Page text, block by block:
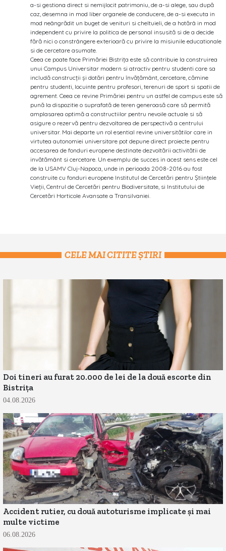
a-si gestiona direct si nemijlocit patrimoniu, de a-si alege, sau după
caz, desemna in mod liber organele de conducere, de a-si executa in
mod neângrădit un buget de venituri si cheltuieli, de a hotărâ in mod
independent cu privire la politica de personal insusită si de a decide
fără nici o constrângere exterioară cu privire la misiunile educationale
si de cercetare asumate.
Ceea ce poate face Primăriei Bistrița este să contribuie la construirea
unui Campus Universitar modern si atractiv pentru studenti care sa
includă construcții și dotări pentru învățământ, cercetare, cămine
pentru studenti, locuinte pentru profesori, terenuri de sport si spatii de
agrement. Ceea ce revine Primăriei pentru un astfel de campus este să
pună la dispozitie o suprafată de teren generoasă care să permită
amplasarea optimă a constructiilor pentru nevoile actuale si să
asigure o rezervă pentru dezvoltarea de perspectivă a centrului
universitar. Mai departe un rol esential revine universitătilor care in
virtutea autonomiei universitare pot depune direct proiecte pentru
accesarea de fonduri europene destinate dezvoltării activitătii de
invătământ si cercetare. Un exemplu de succes in acest sens este cel
de la USAMV Cluj-Napoca, unde in perioada 2008-2016 au fost
construite cu fonduri europene Institutul de Cercetări pentru Ştiinţele
Vieţii, Centrul de Cercetări pentru Biodiversitate, si Institutului de
Cercetări Horticole Avansate a Transilvaniei.
CELE MAI CITITE ȘTIRI
Doi tineri au furat 20.000 de lei de la două escorte din
Bistrița
04.08.2026
Accident rutier, cu două autoturisme implicate și mai
multe victime
06.08.2026